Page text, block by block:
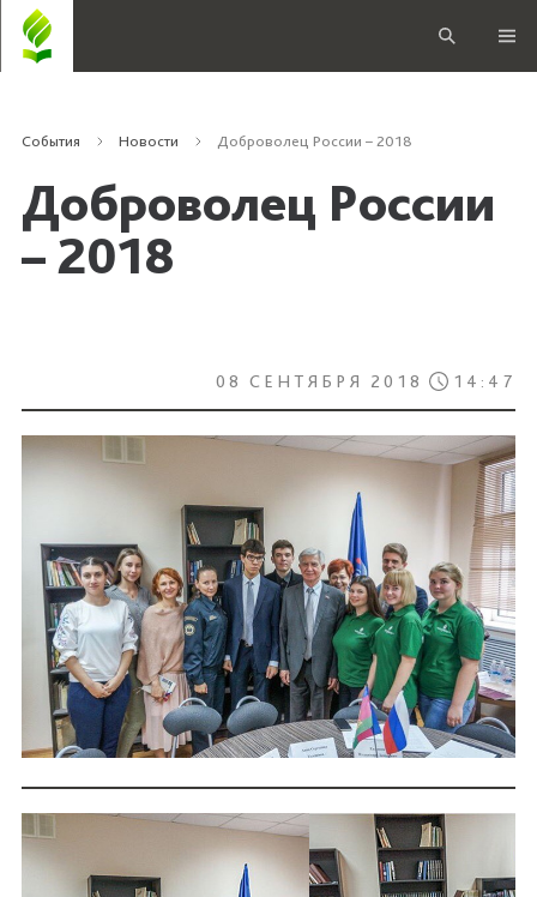
События Новости Доброволец России – 2018
Доброволец России
– 2018
08 СЕНТЯБРЯ 2018 14:47